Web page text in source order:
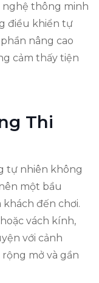
nghệ thông minh
điều khiển tự
nâng cao
cảm thấy tiện
Thi
tự nhiên không
một bầu
đến chơi.
vách kính,
với cảnh
mở và gần